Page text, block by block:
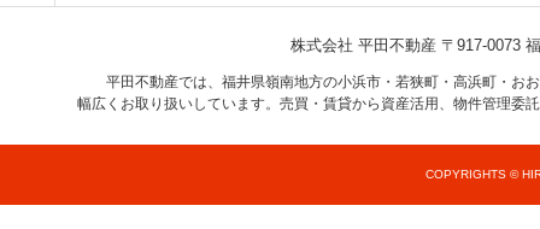
株式会社 平田不動産 〒917-0073
平田不動産では、福井県嶺南地方の小浜市・若狭町・高浜町・お
幅広くお取り扱いしています。売買・賃貸から資産活用、物件管理委
COPYRIGHTS ©